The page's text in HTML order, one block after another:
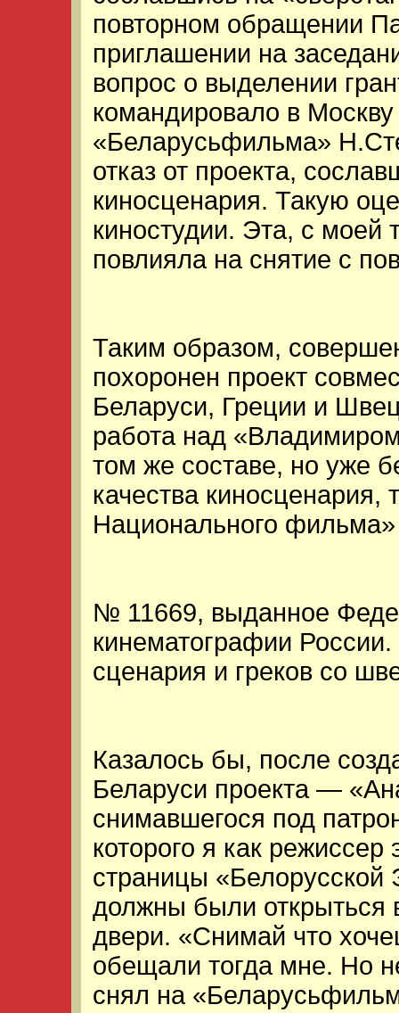
повторном обращении
приглашении на
вопрос о выделении
командировало в Москву
«Беларусьфильма»
отказ от проекта,
киносценария. Такую
киностудии. Эта, с моей
повлияла на снятие с
Таким образом,
похоронен проект
Беларуси, Греции и
работа над
том же составе, но уже
качества киносценария,
Национального фильма»
№ 11669, выданное
кинематографии
сценария и греков со
Казалось бы, после
Беларуси проекта —
снимавшегося под
которого я как
страницы
должны были открыться
двери. «Снимай что
обещали тогда мне. Но
снял на